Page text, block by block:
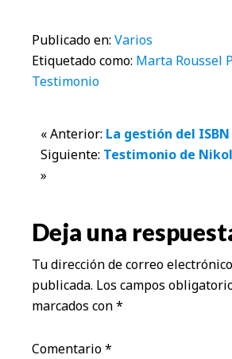
Publicado en: Varios
Etiquetado como: Marta Roussel
Testimonio
Interacciones
con
lectores
« Anterior: La gestión del ISBN
Siguiente: Testimonio de
»
Deja una
Tu dirección de correo
publicada. Los campos
marcados con*
Comentario*